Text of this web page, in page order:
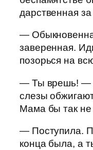
дарственная
—
заверенная.
позорься на
— Ты врешь! —
слезы
Мама бы так не
— Поступила.
конца была, а